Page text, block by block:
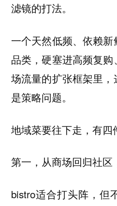
滤镜的打法。
一个天然低频、依赖
品类，硬塞进高频复
场流量的扩张框架里
是策略问题。
地域菜要往下走，有四
第一，从商场回归社区
bistro适合打头阵，但